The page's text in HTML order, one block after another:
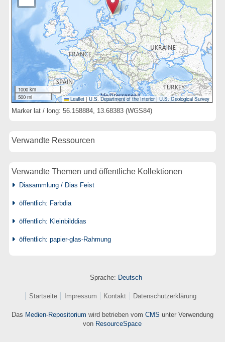
1000 km
500 mi
Leaflet | U.S. Department of the Interior|U.S. Geological Survey
Marker lat / long: 56.158884, 13.68383 (WGS84)
Verwandte Ressourcen
Verwandte Themen und öffentliche Kollektionen
Diasammlung / Dias Feist
öffentlich: Farbdia
öffentlich: Kleinbilddias
öffentlich: papier-glas-Rahmung
Sprache: Deutsch
Startseite Impressum Kontakt Datenschutzerklärung
Das Medien-Repositorium wird betrieben vom CMS unter Verwendung
von ResourceSpace